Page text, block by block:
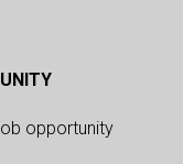
opportunity